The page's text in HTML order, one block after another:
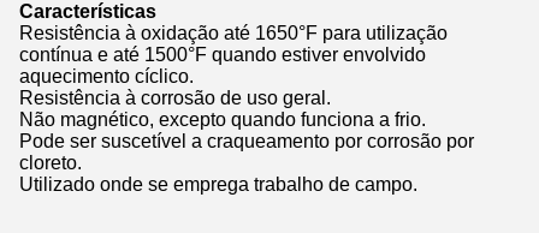
Características
Resistência à oxidação até 1650°F para utilização
contínua e até 1500°F quando estiver envolvido
aquecimento cíclico.
Resistência à corrosão de uso geral.
Não magnético, excepto quando funciona a frio.
Pode ser suscetível a craqueamento por corrosão por
cloreto.
Utilizado onde se emprega trabalho de campo.